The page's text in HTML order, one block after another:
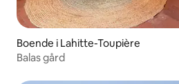
Boende i Lahitte-Toupière
Balas gård